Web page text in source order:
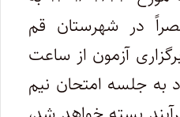
در شهرستان قم
آزمون از ساعت
به جلسه امتحان نیم